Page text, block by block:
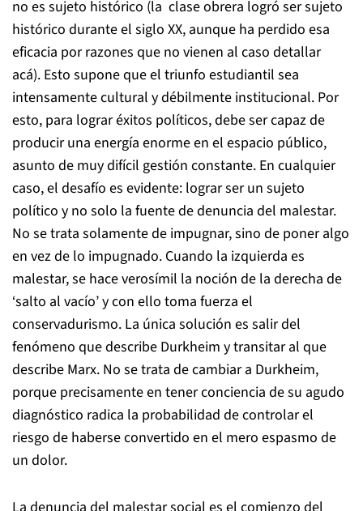
no es sujeto histórico (la clase obrera logró ser sujeto
histórico durante el siglo XX, aunque ha perdido esa
eficacia por razones que no vienen al caso detallar
acá). Esto supone que el triunfo estudiantil sea
intensamente cultural y débilmente institucional. Por
esto, para lograr éxitos políticos, debe ser capaz de
producir una energía enorme en el espacio público,
asunto de muy difícil gestión constante. En cualquier
caso, el desafío es evidente: lograr ser un sujeto
político y no solo la fuente de denuncia del malestar.
No se trata solamente de impugnar, sino de poner algo
en vez de lo impugnado. Cuando la izquierda es
malestar, se hace verosímil la noción de la derecha de
‘salto al vacío’ y con ello toma fuerza el
conservadurismo. La única solución es salir del
fenómeno que describe Durkheim y transitar al que
describe Marx. No se trata de cambiar a Durkheim,
porque precisamente en tener conciencia de su agudo
diagnóstico radica la probabilidad de controlar el
riesgo de haberse convertido en el mero espasmo de
un dolor.